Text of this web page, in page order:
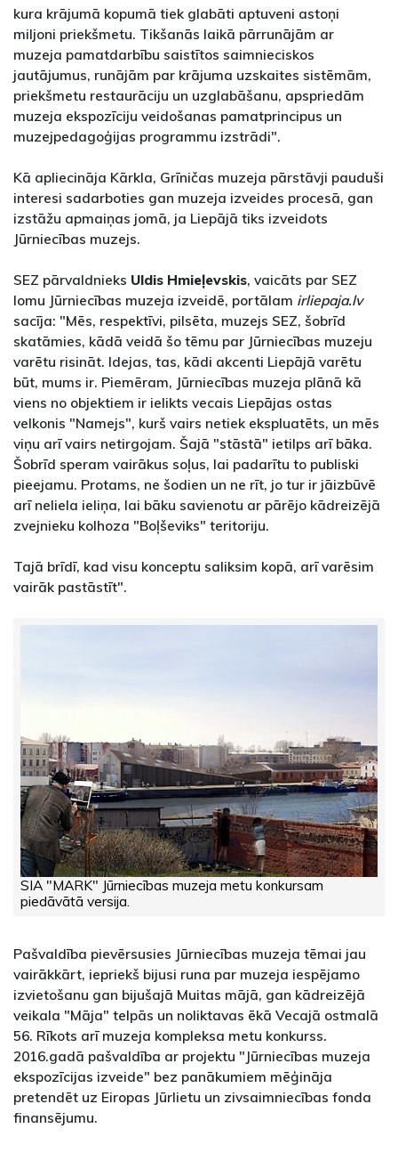
kura krājumā kopumā tiek glabāti aptuveni astoņi
miljoni priekšmetu. Tikšanās laikā pārrunājām ar
muzeja pamatdarbību saistītos saimnieciskos
jautājumus, runājām par krājuma uzskaites sistēmām,
priekšmetu restaurāciju un uzglabāšanu, apspriedām
muzeja ekspozīciju veidošanas pamatprincipus un
muzejpedagoģijas programmu izstrādi".
Kā apliecināja Kārkla, Grīničas muzeja pārstāvji pauduši
interesi sadarboties gan muzeja izveides procesā, gan
izstāžu apmaiņas jomā, ja Liepājā tiks izveidots
Jūrniecības muzejs.
SEZ pārvaldnieks Uldis Hmieļevskis, vaicāts par SEZ
lomu Jūrniecības muzeja izveidē, portālam irliepaja.lv
sacīja: "Mēs, respektīvi, pilsēta, muzejs SEZ, šobrīd
skatāmies, kādā veidā šo tēmu par Jūrniecības muzeju
varētu risināt. Idejas, tas, kādi akcenti Liepājā varētu
būt, mums ir. Piemēram, Jūrniecības muzeja plānā kā
viens no objektiem ir ielikts vecais Liepājas ostas
velkonis "Namejs", kurš vairs netiek ekspluatēts, un mēs
viņu arī vairs netirgojam. Šajā "stāstā" ietilps arī bāka.
Šobrīd speram vairākus soļus, lai padarītu to publiski
pieejamu. Protams, ne šodien un ne rīt, jo tur ir jāizbūvē
arī neliela ieliņa, lai bāku savienotu ar pārējo kādreizējā
zvejnieku kolhoza "Boļševiks" teritoriju.
Tajā brīdī, kad visu konceptu saliksim kopā, arī varēsim
vairāk pastāstīt".
SIA "MARK" Jūrniecības muzeja metu konkursam
piedāvātā versija.
Pašvaldība pievērsusies Jūrniecības muzeja tēmai jau
vairākkārt, iepriekš bijusi runa par muzeja iespējamo
izvietošanu gan bijušajā Muitas mājā, gan kādreizējā
veikala "Māja" telpās un noliktavas ēkā Vecajā ostmalā
56. Rīkots arī muzeja kompleksa metu konkurss.
2016.gadā pašvaldība ar projektu "Jūrniecības muzeja
ekspozīcijas izveide" bez panākumiem mēģināja
pretendēt uz Eiropas Jūrlietu un zivsaimniecības fonda
finansējumu.